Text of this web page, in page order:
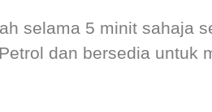
selama 5 minit sahaja
dan bersedia untuk